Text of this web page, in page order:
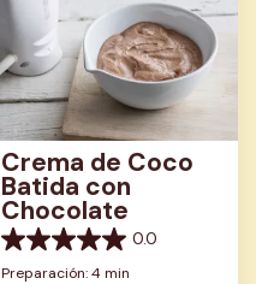
Crema de Coco
Batida con
Chocolate
0.0
0.0
de
Preparación: 4 min